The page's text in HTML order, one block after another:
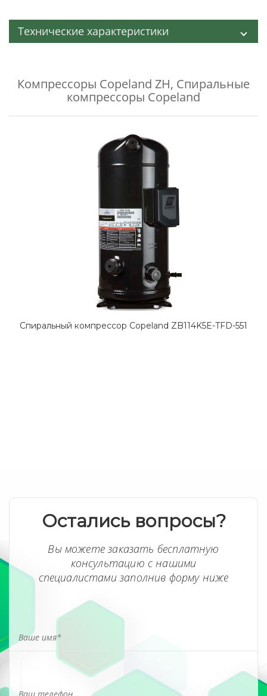
Технические характеристики
Компрессоры Copeland ZH, Спиральные
компрессоры Copeland
Спиральный компрессор Copeland ZB114K5E-TFD-551
Остались вопросы?
Вы можете заказать бесплатную
консультацию с нашими
специалистами заполнив форму ниже